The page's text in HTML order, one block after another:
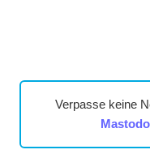
Verpasse keine